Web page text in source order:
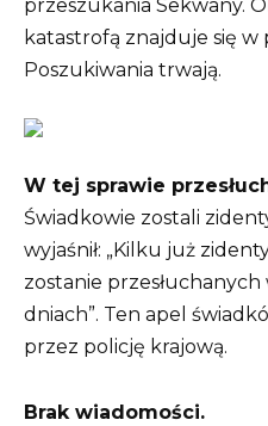
przeszukania Sekwany.
katastrofą znajduje się
Poszukiwania trwają.
W tej sprawie
Świadkowie zostali
wyjaśnił: „Kilku już
zostanie
dniach”. Ten apel
przez policję krajową.
Brak wiadomości.